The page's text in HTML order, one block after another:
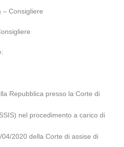
– Consigliere
Repubblica presso la Corte di
nel procedimento a carico di
2020 della Corte di assise di